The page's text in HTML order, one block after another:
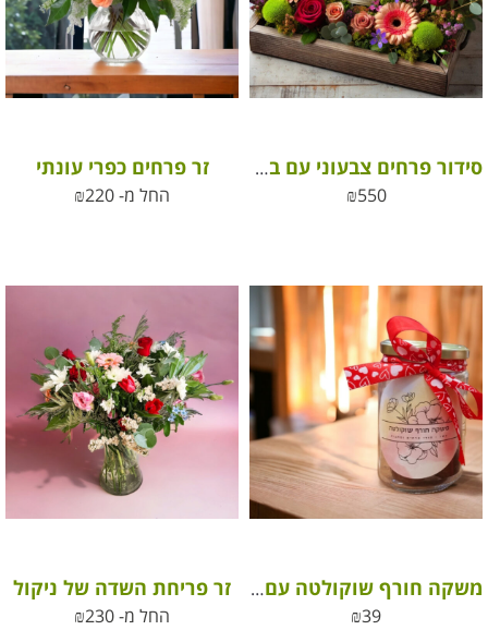
סידור פרחים צבעוני עם בקבוק יין אדום איכותי
₪550
זר פרחים כפרי עונתי
החל מ- ₪220
משקה חורף שוקולטה עם מרשמלו כמו באיטליה
₪39
זר פריחת השדה של ניקול
החל מ- ₪230